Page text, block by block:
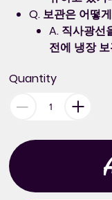
Q. 보관은 어떻
A. 직사광선
전에 냉장
Quantity